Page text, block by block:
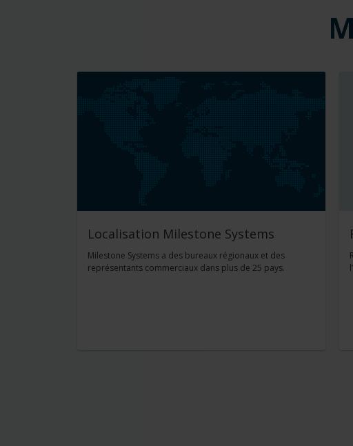
Localisation Milestone Systems
Milestone Systems a des bureaux régionaux et des
représentants commerciaux dans plus de 25 pays.